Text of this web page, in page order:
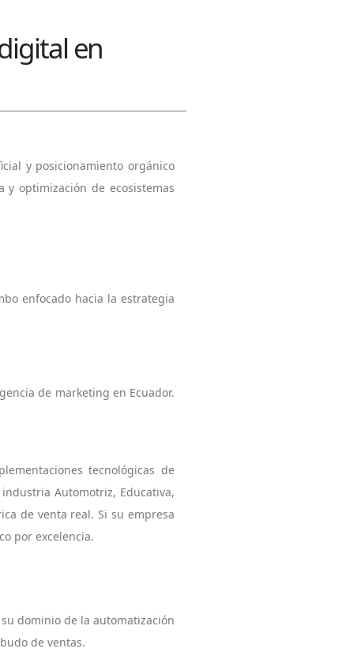
en
y posicionamiento orgánico
y optimización de ecosistemas
enfocado hacia la estrategia
de marketing en Ecuador.
tecnológicas de
Automotriz, Educativa,
de venta real. Si su empresa
por excelencia.
dominio de la automatización
de ventas.